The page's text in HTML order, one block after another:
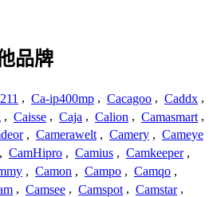
品牌
, Ca-ip400mp , Cacagoo , Caddx ,
, Caisse , Caja , Calion , Camasmart ,
, Camerawelt , Camery , Cameye
, CamHipro , Camius , Camkeeper ,
, Camon , Campo , Camqo ,
, Camsee , Camspot , Camstar ,